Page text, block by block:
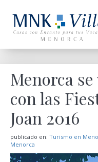
Menorca
con las
Joan 2016
publicado en: Turismo en
Menorca